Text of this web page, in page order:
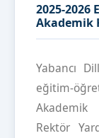
2025-2026
Akademik
Yabancı
eğitim-
Akademik
Rektör